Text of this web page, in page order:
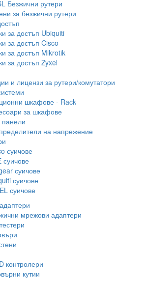
Безжични рутери
за безжични рутери
за достъп Ubiquiti
за достъп Cisco
за достъп Mikrotik
за достъп Zyxel
и лицензи за рутери/комутатори
шкафове - Rack
за шкафове
на напрежение
суичове
суичове
суичове
суичове
суичове
мрежови адаптери
контролери
кутии